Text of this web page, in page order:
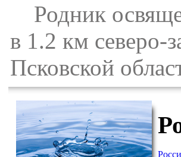
Родник
в 1.2 км северо-
Псковской